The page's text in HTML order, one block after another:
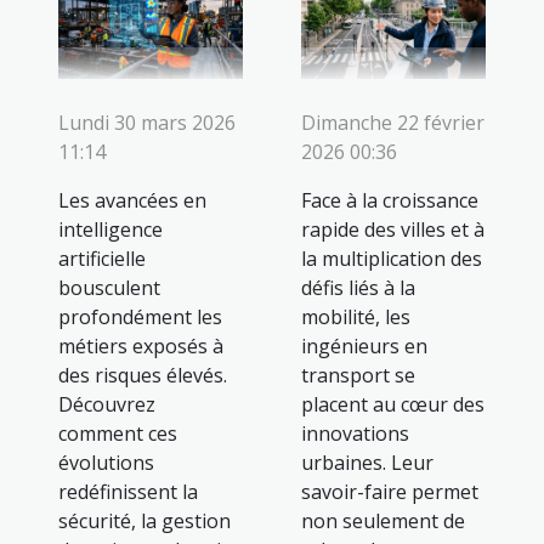
Lundi 30 mars 2026
11:14
Les avancées en
intelligence
artificielle
bousculent
profondément les
métiers exposés à
des risques élevés.
Découvrez
comment ces
évolutions
redéfinissent la
sécurité, la gestion
Dimanche 22 février
2026 00:36
Face à la croissance
rapide des villes et à
la multiplication des
défis liés à la
mobilité, les
ingénieurs en
transport se
placent au cœur des
innovations
urbaines. Leur
savoir-faire permet
non seulement de